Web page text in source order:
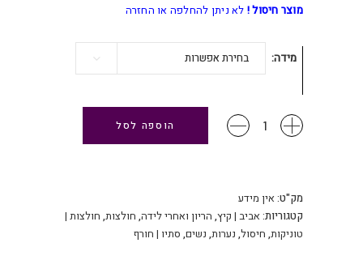
מוצר חיסול ! לא ניתן להחלפה או החזרה
מידה בחירת אפשרות
טוניקה
פטל
כמות
הוספה לסל
מק"ט: אין מידע
קטגוריות: אביב | קיץ, הריון ואחרי לידה, חולצות, חולצות |
טוניקות, חיסול, נערות, נשים, סתיו | חורף